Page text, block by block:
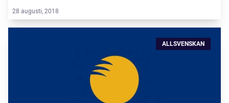
28 augusti, 2018
ALLSVENSKAN